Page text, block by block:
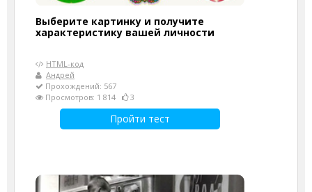
Выберите картинку и получите
характеристику вашей личности
HTML-код
Андрей
Прохождений: 567
Просмотров: 1 814
3
Пройти тест